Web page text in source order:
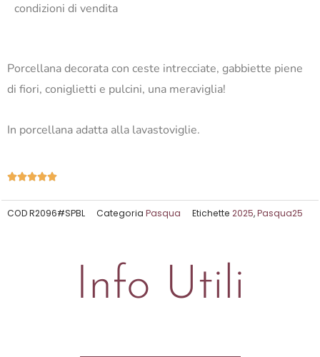
condizioni di vendita
Porcellana decorata con ceste intrecciate, gabbiette piene
di fiori, coniglietti e pulcini, una meraviglia!
In porcellana adatta alla lavastoviglie.
Valutazione
su
CODR2096#SPBL Categoria Pasqua Etichette 2025,Pasqua25
Info Utili